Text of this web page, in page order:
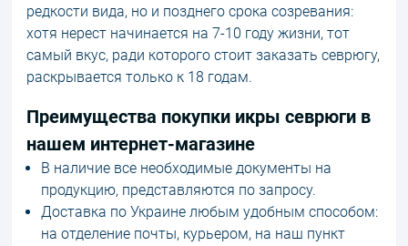
редкости вида, но и позднего срока созревания:
хотя нерест начинается на 7-10 году жизни, тот
самый вкус, ради которого стоит заказать севрюгу,
раскрывается только к 18 годам.
Преимущества покупки икры севрюги в
нашем интернет-магазине
В наличие все необходимые документы на
продукцию, представляются по запросу.
Доставка по Украине любым удобным способом:
на отделение почты, курьером, на наш пункт